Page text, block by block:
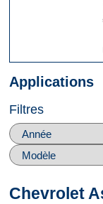
Applications
Filtres
Chevrolet